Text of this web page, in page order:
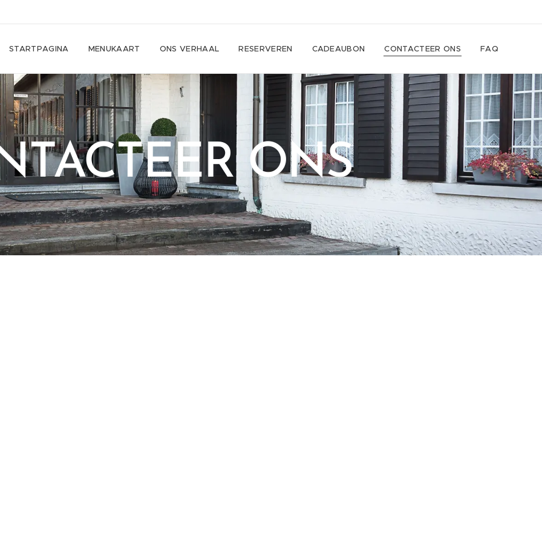
STARTPAGINA MENUKAART ONS VERHAAL RESERVEREN CADEAUBON CONTACTEER ONS FAQ
ONS